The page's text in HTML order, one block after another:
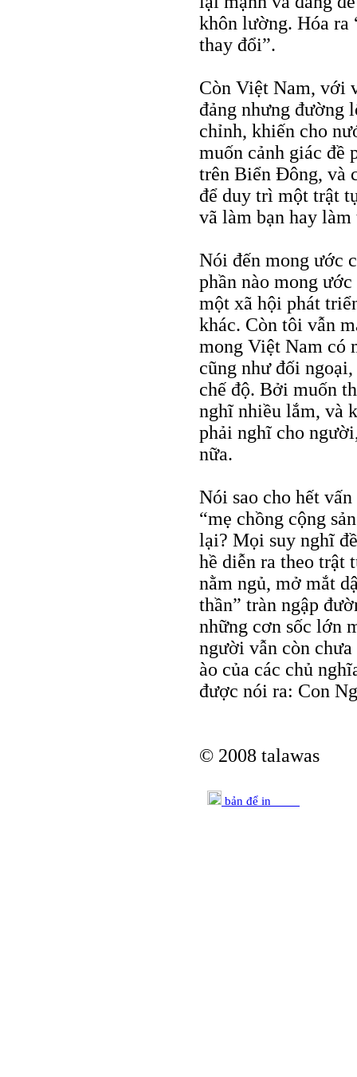
khôn lường. Hóa ra
thay đổi”.
Còn Việt Nam, với
đảng nhưng đường
chỉnh, khiến cho
muốn cảnh giác
trên Biển Đông, và
để duy trì một trật
vã làm bạn hay làm
Nói đến mong ước
phần nào mong
một xã hội phát
khác. Còn tôi vẫn
mong Việt Nam có
cũng như đối
chế độ. Bởi muốn
nghĩ nhiều lắm, và
phải nghĩ cho
nữa.
Nói sao cho hết
“mẹ chồng cộng
lại? Mọi suy nghĩ
hề diễn ra theo trật
nằm ngủ, mở mắt
thần” tràn ngập
những cơn sốc lớn
người vẫn còn
ào của các chủ
được nói ra: Con
© 2008 talawas
bản để in